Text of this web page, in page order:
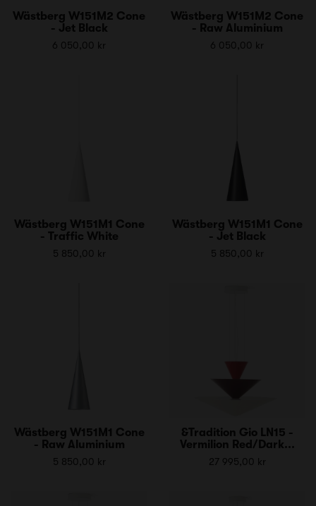
Wästberg W151M2 Cone
- Jet Black
6 050,00 kr
Wästberg W151M2 Cone
- Raw Aluminium
6 050,00 kr
Wästberg W151M1 Cone
- Traffic White
5 850,00 kr
Wästberg W151M1 Cone
- Jet Black
5 850,00 kr
Wästberg W151M1 Cone
- Raw Aluminium
5 850,00 kr
&Tradition Gio LN15 -
Vermilion Red/Dark...
27 995,00 kr